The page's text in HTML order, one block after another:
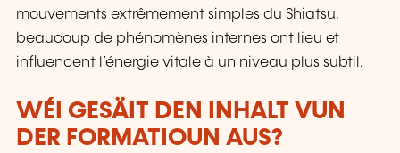
mouvements extrêmement simples du Shiatsu,
beaucoup de phénomènes internes ont lieu et
influencent l’énergie vitale à un niveau plus subtil.
WÉI GESÄIT DEN INHALT VUN
DER FORMATIOUN AUS?